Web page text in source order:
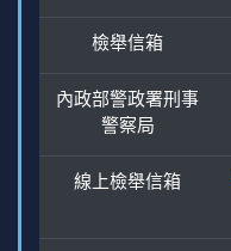
檢舉信箱
內政部警政署刑事
警察局
線上檢舉信箱